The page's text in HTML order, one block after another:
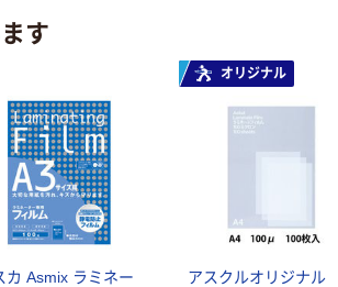
す
カ Asmix ラミネー
オリジナル
アスクルオリジナル